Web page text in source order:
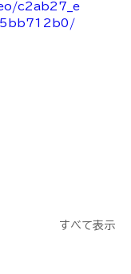
c2ab27_e
すべて表示